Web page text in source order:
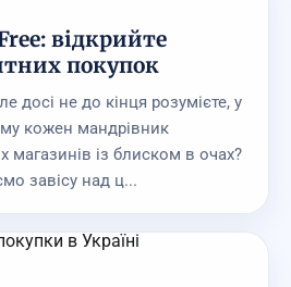
відкрийте
покупок
досі не до кінця розумієте, у
кожен мандрівник
магазинів із блиском в очах?
завісу над ц...